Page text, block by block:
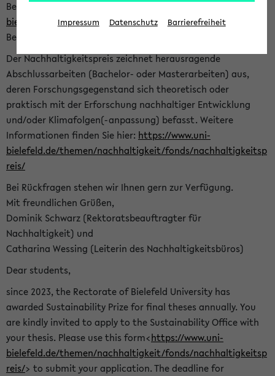
Bewerbung dieses Formular<https://formulare.uni-
bielefeld.de/frontend-server/form/provide/913/>. Die
Bewerbungsfrist endet am 30.09.2026.
Der Nachhaltigkeitspreis zeichnet herausragende
Abschlussarbeiten (Bachelor- oder Masterarbeiten) aus,
deren Forschungsgegenstand sich theoretisch oder
praktisch mit der Erforschung nachhaltiger Entwicklung
und/oder Klimafolgen(-anpassung) befasst. Weitere
Informationen finden Sie hier: https://www.uni-
bielefeld.de/themen/nachhaltigkeit/fonds/nachhaltigkeitsp
reis/
Bei Rückfragen stehen wir Ihnen gern zur Verfügung.
Mit freundlichen Grüßen,
Dominik Schwarz (Rektoratsbeauftragter für
Nachhaltigkeit) und
Catharina Wessing (Leiterin des Nachhaltigkeitsbüros)
Dear students,
since 2023, the Rectorate of Bielefeld University has
awarded Sustainability Prize for final theses annually. You
are kindly invited to apply to the Sustainability Office with
your thesis. Please use this form<https://www.uni-
bielefeld.de/themen/nachhaltigkeit/fonds/nachhaltigkeitsp
reis/> to submit your application. The deadline for
Impressum Datenschutz Barrierefreiheit